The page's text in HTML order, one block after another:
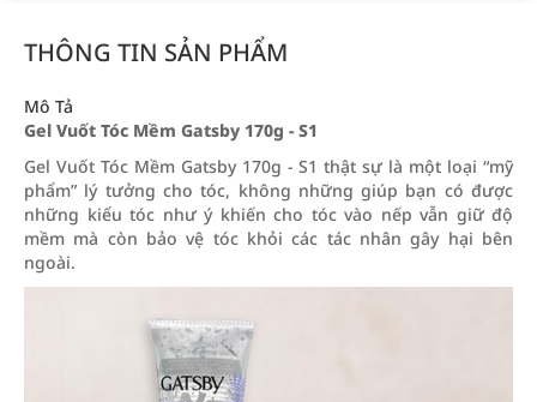
THÔNG TIN SẢN PHẨM
Mô Tả
Gel Vuốt Tóc Mềm Gatsby 170g - S1
Gel Vuốt Tóc Mềm Gatsby 170g - S1 thật sự là một loại “mỹ
phẩm” lý tưởng cho tóc, không những giúp bạn có được
những kiểu tóc như ý khiến cho tóc vào nếp vẫn giữ độ
mềm mà còn bảo vệ tóc khỏi các tác nhân gây hại bên
ngoài.